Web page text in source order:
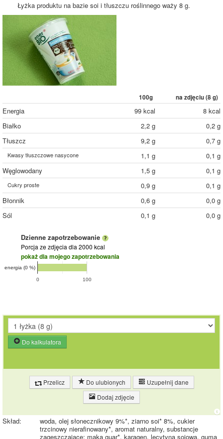
Łyżka produktu na bazie soi i tłuszczu roślinnego waży 8 g.
100g na zdjęciu (8 g)
Energia 99 kcal
8 kcal
Białko
2,2 g
0,2 g
Tłuszcz
9,2 g 0,7 g
Kwasy tłuszczowe nasycone 1,1 g
0,1 g
Węglowodany
1,5 g 0,1 g
Cukry proste 0,9 g
0,1 g
Błonnik
0,6 g
0,0 g
Sól
0,1 g 0,0 g
Dzienne zapotrzebowanie
Porcja ze zdjęcia dla 2000 kcal
pokaż dla mojego zapotrzebowania
0 100
energia (0 %)
Do kalkulatora
Przelicz Do ulubionych
Uzupełnij dane
Dodaj zdjęcie
Skład:
woda, olej słonecznikowy 9%*, ziarno soi* 8%, cukier
trzcinowy nierafinowany*, aromat naturalny, substancje
zagęszczające: mąka guar*, karagen, lecytyna sojowa, guma